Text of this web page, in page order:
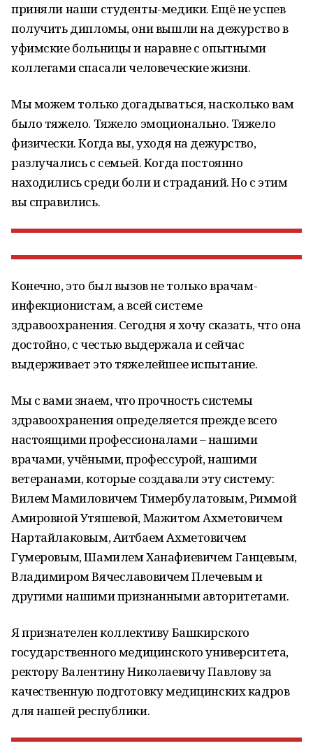
приняли наши студенты-медики. Ещё не успев
получить дипломы, они вышли на дежурство в
уфимские больницы и наравне с опытными
коллегами спасали человеческие жизни.
Мы можем только догадываться, насколько вам
было тяжело. Тяжело эмоционально. Тяжело
физически. Когда вы, уходя на дежурство,
разлучались с семьей. Когда постоянно
находились среди боли и страданий. Но с этим
вы справились.
Конечно, это был вызов не только врачам-
инфекционистам, а всей системе
здравоохранения. Сегодня я хочу сказать, что она
достойно, с честью выдержала и сейчас
выдерживает это тяжелейшее испытание.
Мы с вами знаем, что прочность системы
здравоохранения определяется прежде всего
настоящими профессионалами – нашими
врачами, учёными, профессурой, нашими
ветеранами, которые создавали эту систему:
Вилем Мамиловичем Тимербулатовым, Риммой
Амировной Утяшевой, Мажитом Ахметовичем
Нартайлаковым, Аитбаем Ахметовичем
Гумеровым, Шамилем Ханафиевичем Ганцевым,
Владимиром Вячеславовичем Плечевым и
другими нашими признанными авторитетами.
Я признателен коллективу Башкирского
государственного медицинского университета,
ректору Валентину Николаевичу Павлову за
качественную подготовку медицинских кадров
для нашей республики.